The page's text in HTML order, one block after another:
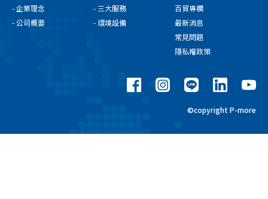
- 企業理念
- 公司概要
- 三大服務
- 環境設備
百貿專欄
最新消息
常見問題
隱私權政策
©copyright P-more